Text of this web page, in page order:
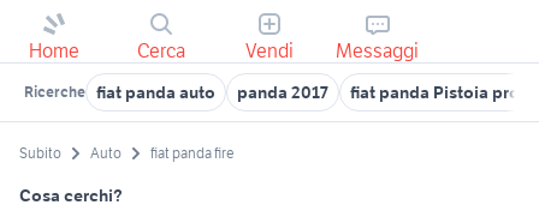
Home Cerca Vendi Messaggi
Ricerche fiat panda auto panda 2017 fiat panda Pistoia
Subito Auto fiat panda fire
Cosa cerchi?